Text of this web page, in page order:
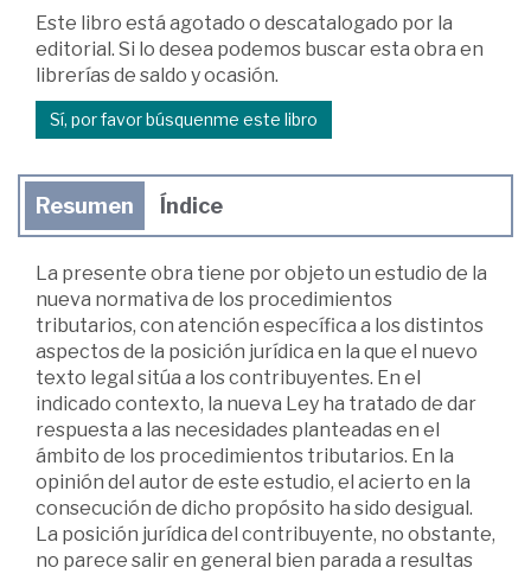
Este libro está agotado o descatalogado por la
editorial. Si lo desea podemos buscar esta obra en
librerías de saldo y ocasión.
Sí, por favor búsquenme este libro
Resumen Índice
La presente obra tiene por objeto un estudio de la
nueva normativa de los procedimientos
tributarios, con atención específica a los distintos
aspectos de la posición jurídica en la que el nuevo
texto legal sitúa a los contribuyentes. En el
indicado contexto, la nueva Ley ha tratado de dar
respuesta a las necesidades planteadas en el
ámbito de los procedimientos tributarios. En la
opinión del autor de este estudio, el acierto en la
consecución de dicho propósito ha sido desigual.
La posición jurídica del contribuyente, no obstante,
no parece salir en general bien parada a resultas